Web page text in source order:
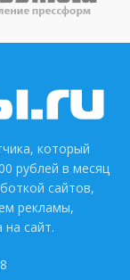
который
рублей в месяц
сайтов,
рекламы,
сайт.